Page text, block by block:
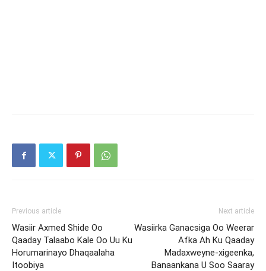
Previous article
Wasiir Axmed Shide Oo
Qaaday Talaabo Kale Oo Uu Ku
Horumarinayo Dhaqaalaha
Itoobiya
Next article
Wasiirka Ganacsiga Oo Weerar
Afka Ah Ku Qaaday
Madaxweyne-xigeenka,
Banaankana U Soo Saaray